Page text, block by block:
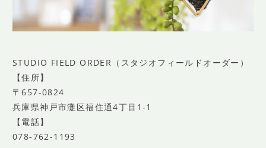
STUDIO FIELD ORDER（スタジオフィールドオーダー）
【住所】
〒657-0824
兵庫県神戸市灘区福住通4丁目1-1
【電話】
078-762-1193